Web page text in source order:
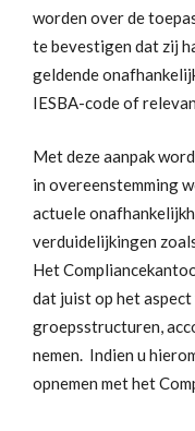
worden over de
te bevestigen dat zij
geldende
IESBA-code of
Met deze aanpak
in overeenstemming
actuele
verduidelijkingen
Het
dat juist op het
groepsstructuren,
nemen. Indien u
opnemen met het